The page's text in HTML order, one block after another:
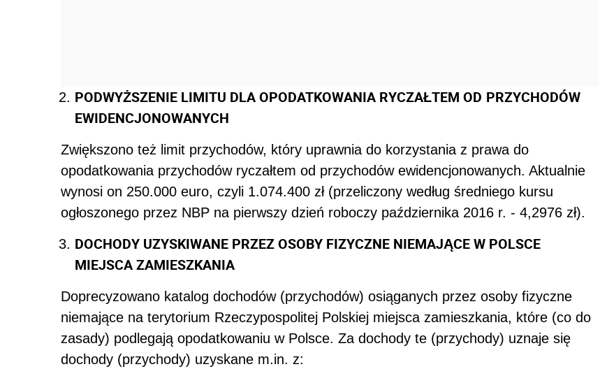
PODWYŻSZENIE LIMITU DLA OPODATKOWANIA RYCZAŁTEM OD PRZYCHODÓW
EWIDENCJONOWANYCH
Zwiększono też limit przychodów, który uprawnia do korzystania z prawa do
opodatkowania przychodów ryczałtem od przychodów ewidencjonowanych. Aktualnie
wynosi on 250.000 euro, czyli 1.074.400 zł (przeliczony według średniego kursu
ogłoszonego przez NBP na pierwszy dzień roboczy października 2016 r. - 4,2976 zł).
DOCHODY UZYSKIWANE PRZEZ OSOBY FIZYCZNE NIEMAJĄCE W POLSCE
MIEJSCA ZAMIESZKANIA
Doprecyzowano katalog dochodów (przychodów) osiąganych przez osoby fizyczne
niemające na terytorium Rzeczypospolitej Polskiej miejsca zamieszkania, które (co do
zasady) podlegają opodatkowaniu w Polsce. Za dochody te (przychody) uznaje się
dochody (przychody) uzyskane m.in. z: